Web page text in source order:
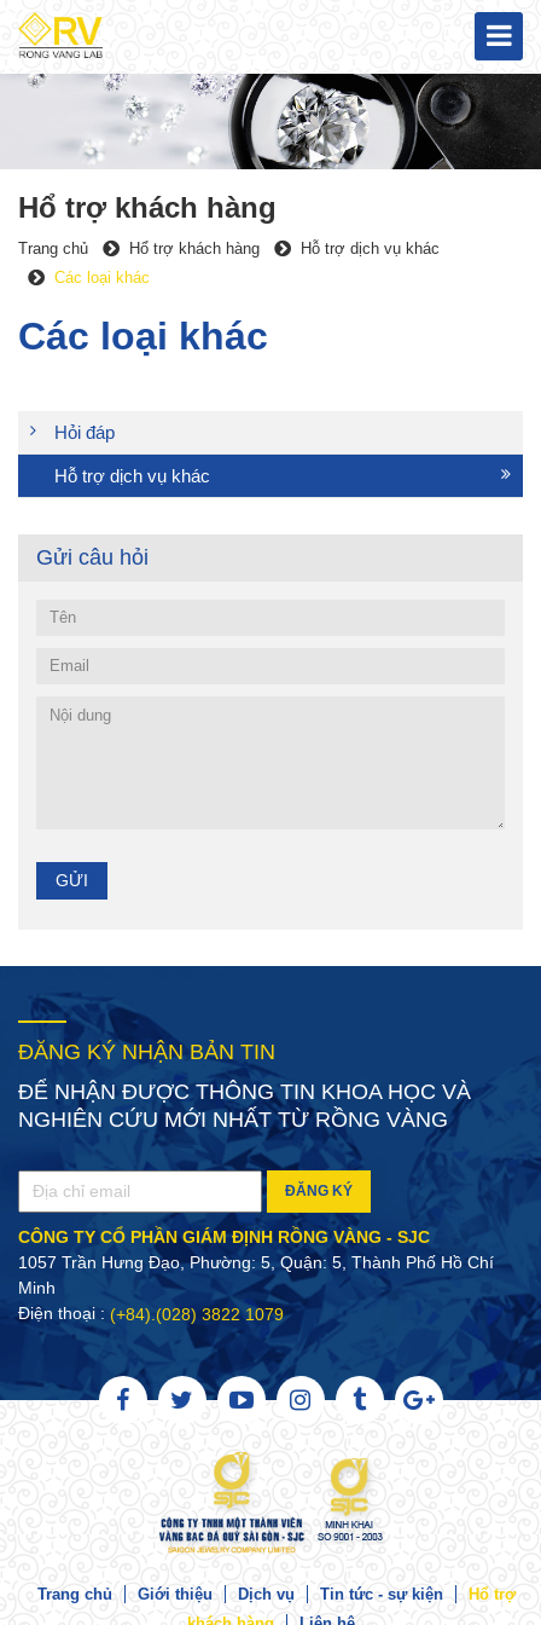
Hổ trợ khách hàng
Trang chủ Hổ trợ khách hàng
Hỗ trợ dịch vụ khác
Các loại khác
Các loại khác
Hỏi đáp
Hỗ trợ dịch vụ khác
Gửi câu hỏi
ĐĂNG KÝ NHẬN BẢN TIN
ĐỂ NHẬN ĐƯỢC THÔNG TIN KHOA HỌC VÀ
NGHIÊN CỨU MỚI NHẤT TỪ RỒNG VÀNG
ĐĂNG KÝ
CÔNG TY CỔ PHẦN GIÁM ĐỊNH RỒNG VÀNG - SJC
1057 Trần Hưng Đạo, Phường: 5, Quận: 5, Thành Phố Hồ Chí
Minh
Điện thoại : (+84).(028) 3822 1079
Trang chủ Giới thiệu Dịch vụ Tin tức - sự kiện
Hổ trợ